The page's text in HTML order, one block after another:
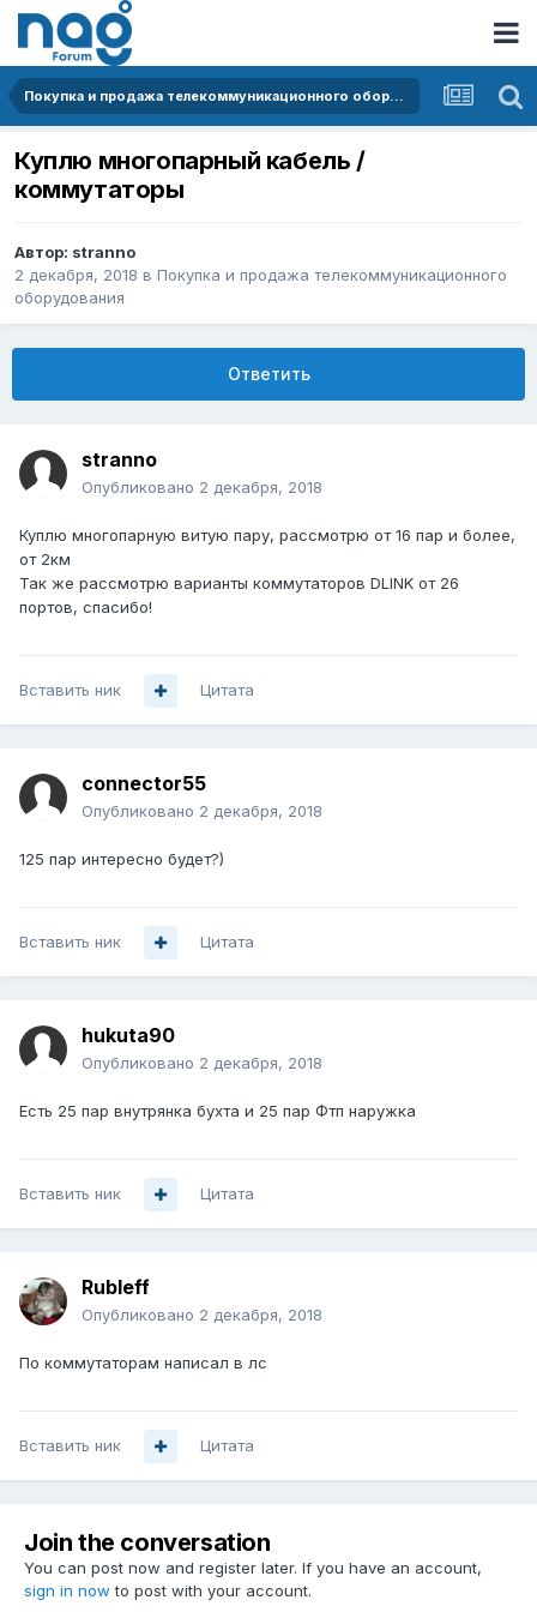
Покупка и продажа телекоммуникационного оборудования
Куплю многопарный кабель /
коммутаторы
Автор: stranno
2 декабря, 2018 в Покупка и продажа телекоммуникационного
оборудования
Ответить
stranno
Опубликовано 2 декабря, 2018
Куплю многопарную витую пару, рассмотрю от 16 пар и более,
от 2км
Так же рассмотрю варианты коммутаторов DLINK от 26
портов, спасибо!
Вставить ник Цитата
connector55
Опубликовано 2 декабря, 2018
125 пар интересно будет?)
Вставить ник Цитата
hukuta90
Опубликовано 2 декабря, 2018
Есть 25 пар внутрянка бухта и 25 пар Фтп наружка
Вставить ник Цитата
Rubleff
Опубликовано 2 декабря, 2018
По коммутаторам написал в лс
Вставить ник Цитата
Join the conversation
You can post now and register later. If you have an account,
sign in now to post with your account.